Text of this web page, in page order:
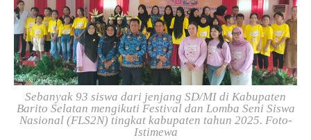
Sebanyak 93 siswa dari jenjang SD/MI di Kabupaten
Barito Selatan mengikuti Festival dan Lomba Seni Siswa
Nasional (FLS2N) tingkat kabupaten tahun 2025. Foto-
Istimewa